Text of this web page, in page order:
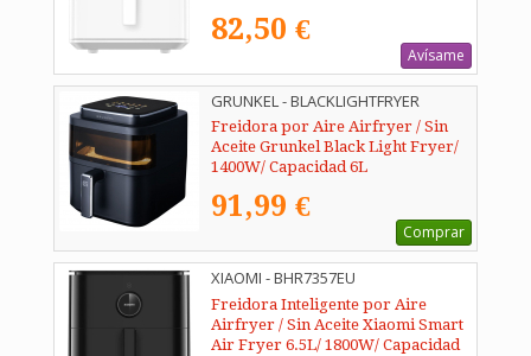
82,50 €
Avísame
GRUNKEL - BLACKLIGHTFRYER
Freidora por Aire Airfryer / Sin
Aceite Grunkel Black Light Fryer/
1400W/ Capacidad 6L
91,99 €
Comprar
XIAOMI - BHR7357EU
Freidora Inteligente por Aire
Airfryer / Sin Aceite Xiaomi Smart
Air Fryer 6.5L/ 1800W/ Capacidad